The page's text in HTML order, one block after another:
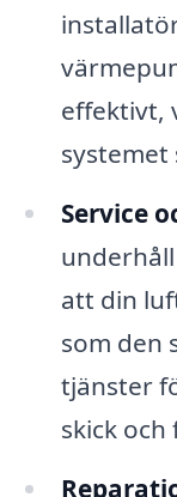
effektivt,
Service
att din
som den
tjänster
skick